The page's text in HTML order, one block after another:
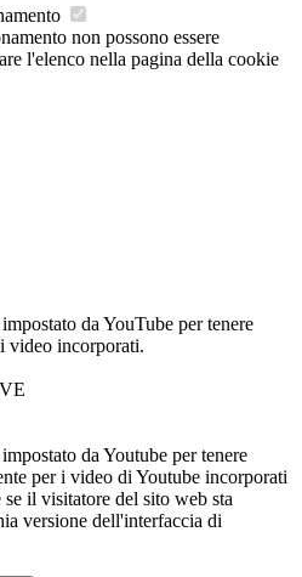
non possono essere
l'elenco nella pagina della cookie
da YouTube per tenere
video incorporati.
da Youtube per tenere
per i video di Youtube incorporati
il visitatore del sito web sta
versione dell'interfaccia di